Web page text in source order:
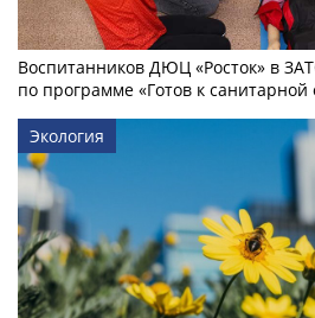
Воспитанников ДЮЦ «Росток» в
по программе «Готов к санитарной
Экология